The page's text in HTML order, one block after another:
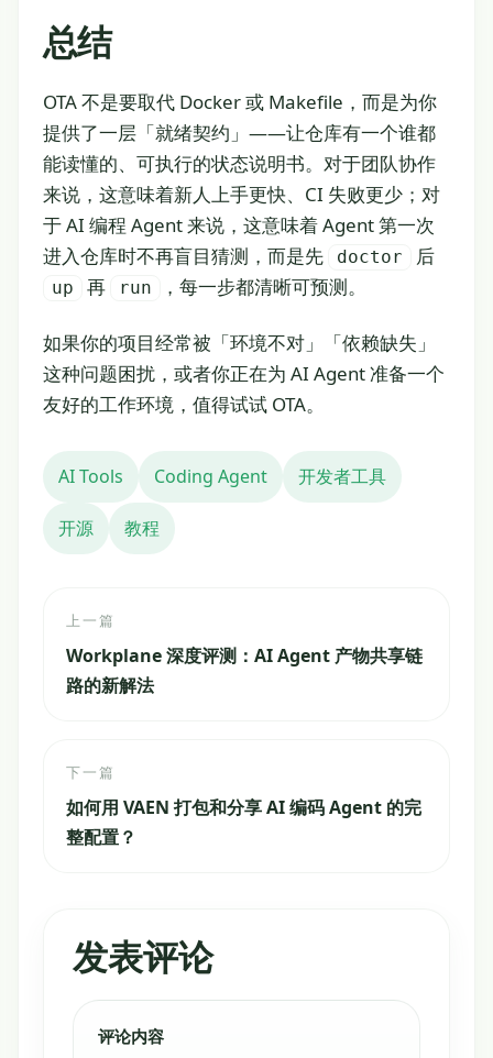
总结
OTA 不是要取代 Docker 或 Makefile，而是为你
提供了一层「就绪契约」——让仓库有一个谁都
能读懂的、可执行的状态说明书。对于团队协作
来说，这意味着新人上手更快、CI 失败更少；对
于 AI 编程 Agent 来说，这意味着 Agent 第一次
进入仓库时不再盲目猜测，而是先
doctor 后
up 再 run ，每一步都清晰可预测。
如果你的项目经常被「环境不对」「依赖缺失」
这种问题困扰，或者你正在为 AI Agent 准备一个
友好的工作环境，值得试试 OTA。
AI Tools Coding Agent 开发者工具
开源 教程
上一篇
Workplane 深度评测：AI Agent 产物共享链
路的新解法
下一篇
如何用 VAEN 打包和分享 AI 编码 Agent 的完
整配置？
发表评论
评论内容